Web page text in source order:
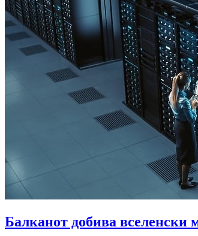
Балканот добива вселенски